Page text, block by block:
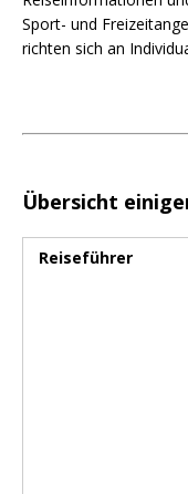
Sport- und
richten sich an
Übersicht
Reiseführer